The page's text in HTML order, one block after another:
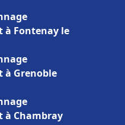
à Fontenay le
à Grenoble
à Chambray